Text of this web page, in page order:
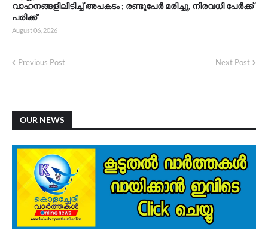
വാഹനങ്ങളിലിടിച്ച് അപകടം ; രണ്ടുപേർ മരിച്ചു, നിരവധി പേർക്ക്
പരിക്ക്
August 06, 2026
Previous Post Next Post
OUR NEWS